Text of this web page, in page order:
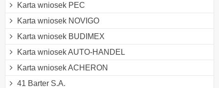
Karta wniosek PEC
Karta wniosek NOVIGO
Karta wniosek BUDIMEX
Karta wniosek AUTO-HANDEL
Karta wniosek ACHERON
41 Barter S.A.